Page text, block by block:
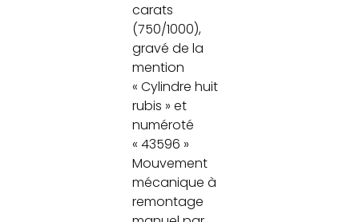
carats
(750/1000),
gravé de la
mention
« Cylindre huit
rubis » et
numéroté
« 43596 »
Mouvement
mécanique à
remontage